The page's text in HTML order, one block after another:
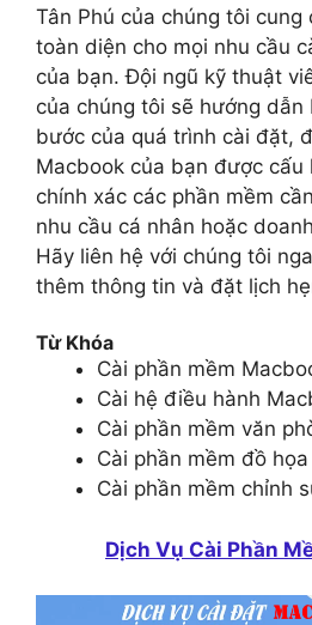
Tân Phú của chúng tôi cung
toàn diện cho mọi nhu cầu
của bạn. Đội ngũ kỹ thuật
của chúng tôi sẽ hướng
bước của quá trình cài đặt,
Macbook của bạn được cấu
chính xác các phần mềm
nhu cầu cá nhân hoặc
Hãy liên hệ với chúng tôi
thêm thông tin và đặt lịch
Từ Khóa
Cài phần mềm
Cài hệ điều hành
Cài phần mềm văn
Cài phần mềm đồ
Cài phần mềm chỉnh
Dịch Vụ Cài Phần